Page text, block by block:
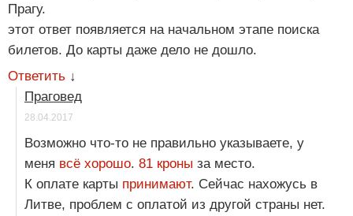
Прагу.
этот ответ появляется на начальном этапе поиска
билетов. До карты даже дело не дошло.
Ответить ↓
Праговед
28.04.2017
Возможно что-то не правильно указываете, у
меня всё хорошо. 81 кроны за место.
К оплате карты принимают. Сейчас нахожусь в
Литве, проблем с оплатой из другой страны нет.